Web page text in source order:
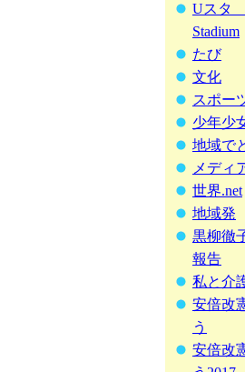
Uスタ
Stadium
たび
文化
スポー
少年少
地域で
メディ
世界.net
地域発
黒柳徹
報告
私と介
安倍改
う
安倍改